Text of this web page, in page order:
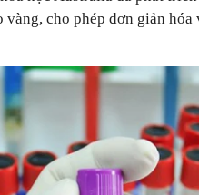
vàng, cho phép đơn giản